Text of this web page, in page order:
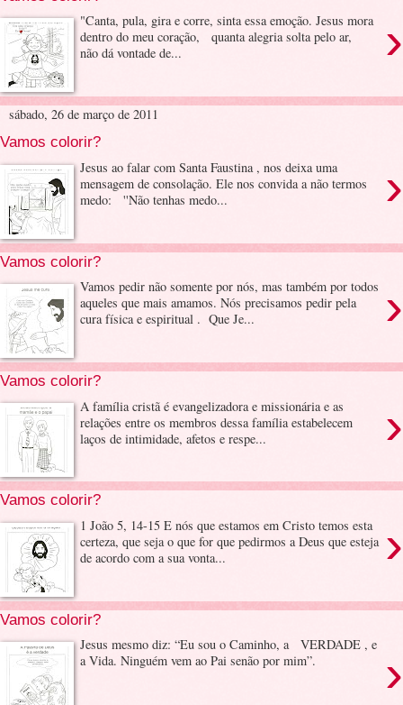
›
"Canta, pula, gira e corre, sinta essa emoção. Jesus mora
dentro do meu coração, quanta alegria solta pelo ar,
não dá vontade de...
sábado, 26 de março de 2011
Vamos colorir?
›
Jesus ao falar com Santa Faustina , nos deixa uma
mensagem de consolação. Ele nos convida a não termos
medo: ''Não tenhas medo...
Vamos colorir?
›
Vamos pedir não somente por nós, mas também por todos
aqueles que mais amamos. Nós precisamos pedir pela
cura física e espiritual . Que Je...
Vamos colorir?
›
A família cristã é evangelizadora e missionária e as
relações entre os membros dessa família estabelecem
laços de intimidade, afetos e respe...
Vamos colorir?
›
1 João 5, 14-15 E nós que estamos em Cristo temos esta
certeza, que seja o que for que pedirmos a Deus que esteja
de acordo com a sua vonta...
Vamos colorir?
›
Jesus mesmo diz: “Eu sou o Caminho, a VERDADE , e
a Vida. Ninguém vem ao Pai senão por mim”.